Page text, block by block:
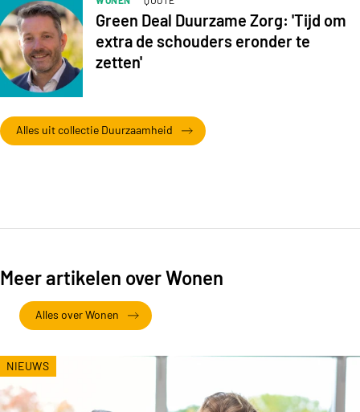
Green Deal Duurzame Zorg: 'Tijd om
extra de schouders eronder te
zetten'
Alles uit collectie Duurzaamheid
Meer artikelen over Wonen
Alles over Wonen
NIEUWS